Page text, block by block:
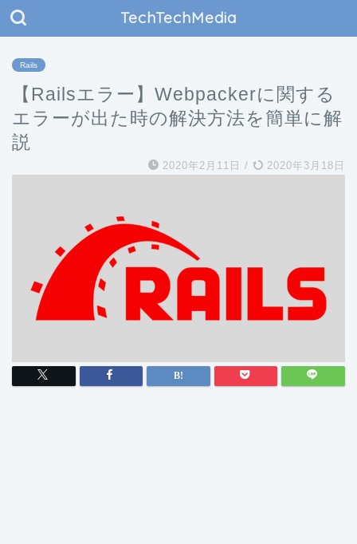
TechTechMedia
Rails
【Railsエラー】Webpackerに関する
エラーが出た時の解決方法を簡単に解
説
2020年2月11日 / 2020年3月18日